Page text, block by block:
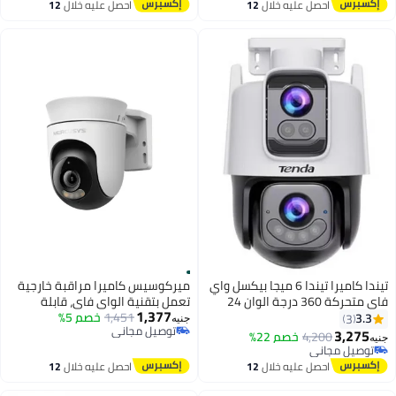
توصيل مجاني
احصل عليه خلال12
توصيل مجاني
احصل عليه خلال12
تيندا كاميرا تيندا 6 ميجا بيكسل واي
فاي متحركة 360 درجة الوان 24
ساعة بعدستين
3.3
3
جنيه3,275
4,200خصم 22%
توصيل مجاني
توصيل مجانياحصل عليه خلال12
ميركوسيس كاميرا مراقبة خارجية
تعمل بتقنية الواي فاي، قابلة
للتحريك والإمالة
جنيه1,377
1,451خصم 5%
توصيل مجاني
توصيل مجاني
احصل عليه خلال12